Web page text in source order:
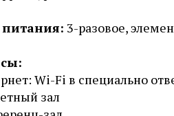
3-разовое,
Wi-Fi в специально
зал